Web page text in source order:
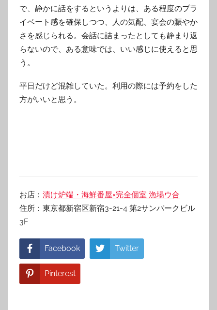
で、静かに話をするというよりは、ある程度のプラ
イベート感を確保しつつ、人の気配、宴会の賑やか
さを感じられる。会話に詰まったとしても静まり返
らないので、ある意味では、いい感じに使えると思
う。
平日だけど混雑していた。利用の際には予約をした
方がいいと思う。
お店： 漬け炉端・海鮮番屋×完全個室 漁場ウ合
住所：東京都新宿区新宿3-21-4 第2サンパークビル
3F
Facebook Twitter
Pinterest